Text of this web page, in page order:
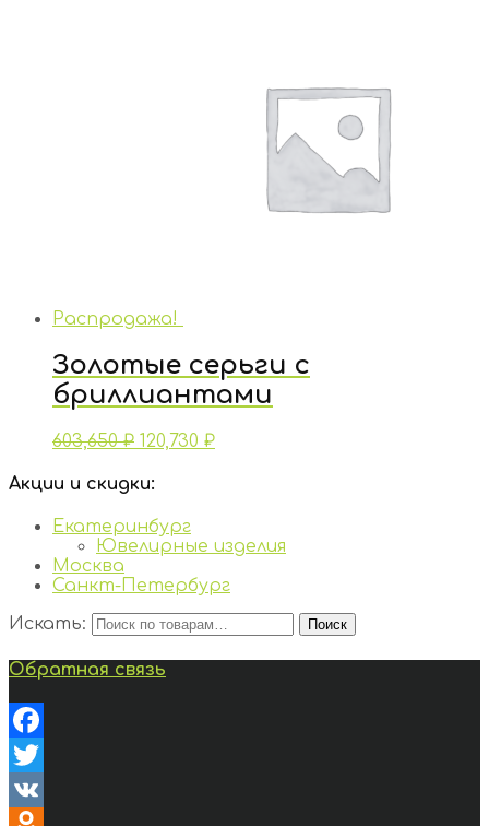
Распродажа!
Золотые серьги с
бриллиантами
603,650₽ 120,730 ₽
Акции и скидки:
Екатеринбург
Ювелирные изделия
Москва
Санкт-Петербург
Искать:
Поиск
Обратная связь
Facebook
Twitter